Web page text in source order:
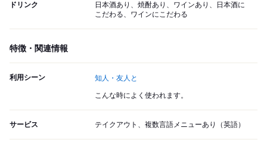
ドリンク
日本酒あり、焼酎あり、ワインあり、日本酒に
こだわる、ワインにこだわる
特徴・関連情報
利用シーン 知人・友人と
こんな時によく使われます。
サービス テイクアウト、複数言語メニューあり（英語）